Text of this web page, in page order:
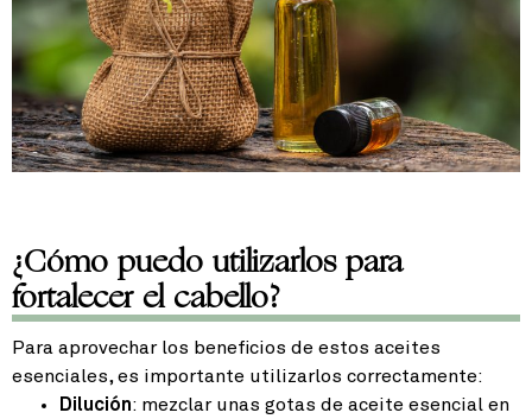
¿Cómo puedo utilizarlos para
fortalecer el cabello?
Para aprovechar los beneficios de estos aceites
esenciales, es importante utilizarlos correctamente:
Dilución: mezclar unas gotas de aceite esencial en